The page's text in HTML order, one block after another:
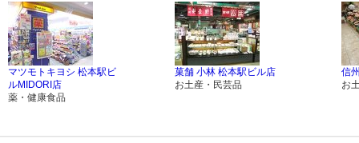
マツモトキヨシ 松本駅ビ
ルMIDORI店
薬・健康食品
菓舗 小林 松本駅ビル店
お土産・民芸品
信
お